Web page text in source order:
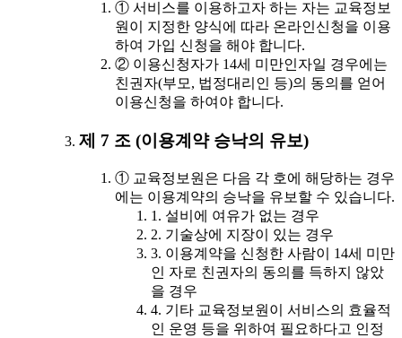
① 서비스를 이용하고자 하는 자는 교육정보
원이 지정한 양식에 따라 온라인신청을 이용
하여 가입 신청을 해야 합니다.
② 이용신청자가 14세 미만인자일 경우에는
친권자(부모, 법정대리인 등)의 동의를 얻어
이용신청을 하여야 합니다.
제 7 조 (이용계약 승낙의 유보)
① 교육정보원은 다음 각 호에 해당하는 경우
에는 이용계약의 승낙을 유보할 수 있습니다.
1. 설비에 여유가 없는 경우
2. 기술상에 지장이 있는 경우
3. 이용계약을 신청한 사람이 14세 미만
인 자로 친권자의 동의를 득하지 않았
을 경우
4. 기타 교육정보원이 서비스의 효율적
인 운영 등을 위하여 필요하다고 인정